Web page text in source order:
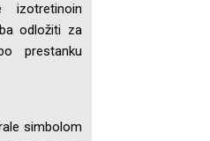
odložiti za
prestanku
simbolom